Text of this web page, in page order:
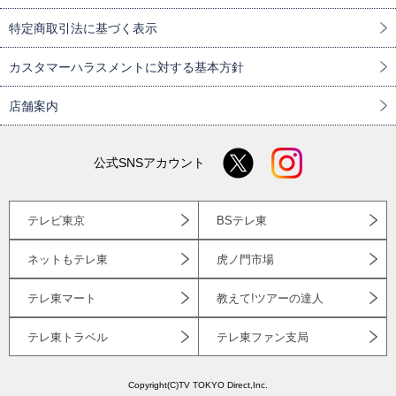
特定商取引法に基づく表示
カスタマーハラスメントに対する基本方針
店舗案内
公式SNSアカウント
テレビ東京 BSテレ東
ネットもテレ東 虎ノ門市場
テレ東マート 教えて!ツアーの達人
テレ東トラベル テレ東ファン支局
Copyright(C)TV TOKYO Direct,Inc.